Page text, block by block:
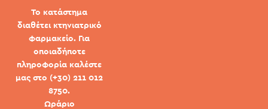
Το κατάστημα
διαθέτει κτηνιατρικό
φαρμακείο. Για
οποιαδήποτε
πληροφορία καλέστε
μας στο (+30) 211 012
8750.
Ωράριο